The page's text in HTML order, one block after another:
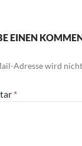
EINEN
Adresse wird
*